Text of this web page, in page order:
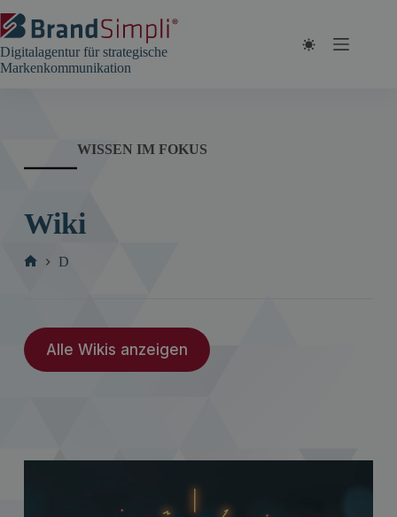
Inhalt
springen
Digitalagentur für strategische
Markenkommunikation
WISSEN IM FOKUS
Wiki
D
Alle Wikis anzeigen